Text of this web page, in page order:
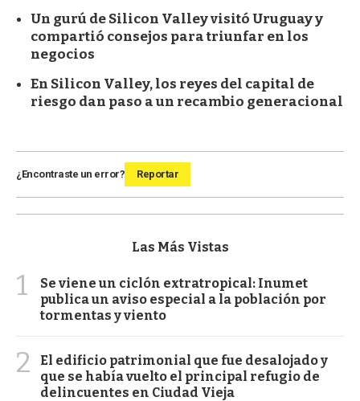
Un gurú de Silicon Valley visitó Uruguay y
compartió consejos para triunfar en los
negocios
En Silicon Valley, los reyes del capital de
riesgo dan paso a un recambio generacional
¿Encontraste un error? Reportar
Las Más Vistas
1
Se viene un ciclón extratropical: Inumet
publica un aviso especial a la población por
tormentas y viento
2
El edificio patrimonial que fue desalojado y
que se había vuelto el principal refugio de
delincuentes en Ciudad Vieja